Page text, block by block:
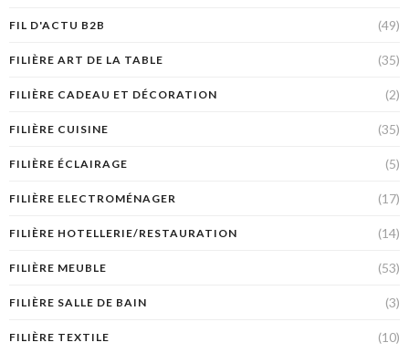
FIL D'ACTU B2B (49)
FILIÈRE ART DE LA TABLE (35)
FILIÈRE CADEAU ET DÉCORATION (2)
FILIÈRE CUISINE (35)
FILIÈRE ÉCLAIRAGE (5)
FILIÈRE ELECTROMÉNAGER (17)
FILIÈRE HOTELLERIE/RESTAURATION (14)
FILIÈRE MEUBLE (53)
FILIÈRE SALLE DE BAIN (3)
FILIÈRE TEXTILE (10)